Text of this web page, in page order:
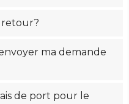
retour?
ma demande
de port pour le